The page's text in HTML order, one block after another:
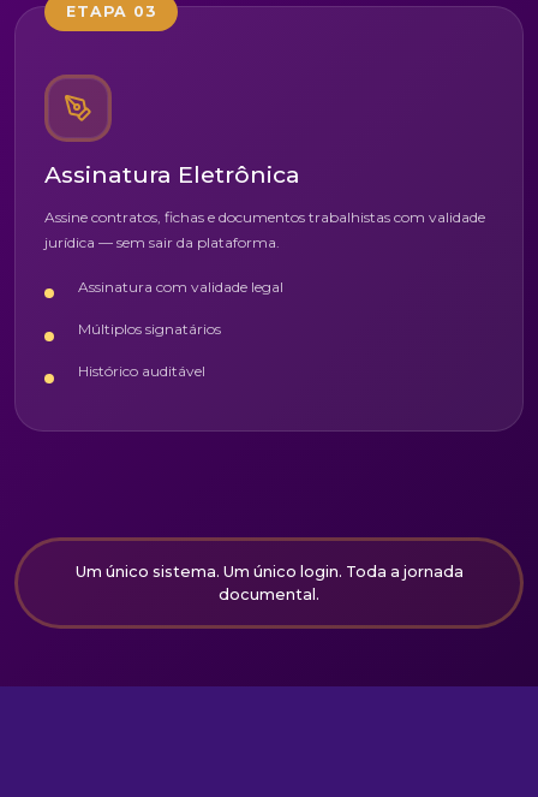
ETAPA 03
Assinatura Eletrônica
Assine contratos, fichas e documentos trabalhistas com validade
jurídica — sem sair da plataforma.
Assinatura com validade legal
Múltiplos signatários
Histórico auditável
Um único sistema. Um único login. Toda a jornada
documental.